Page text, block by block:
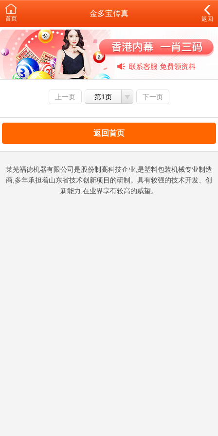
首页
金多宝传真
返回
上一页 第1页 下一页
返回首页
莱芜福德机器有限公司是股份制高科技企业,是塑料包装机械专业制造
商,多年承担着山东省技术创新项目的研制。具有较强的技术开发、创
新能力,在业界享有较高的威望。